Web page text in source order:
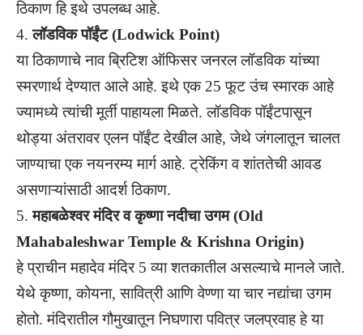
ठिकाण हि इथे उपलब्ध आहे.
4.लॉडविक पॉईंट (Lodwick Point)
या ठिकाणाचे नाव ब्रिटिश ऑफिसर जनरल लॉडविक यांच्या
स्मरणार्थ देण्यात आले आहे. इथे एक 25 फूट उंच स्मारक आहे
ज्यामध्ये त्यांची मूर्ती पाहायला मिळते. लॉडविक पॉईंटपासून
थोड्या अंतरावर एलन पॉईंट देखील आहे, जेथे जंगलातून चालत
जाण्याचा एक नयनरम्य मार्ग आहे. ट्रेकिंग व शांततेची आवड
असणाऱ्यांसाठी आदर्श ठिकाण.
5.महाबळेश्वर मंदिर व कृष्णा नदीचा उगम (Old
Mahabaleshwar Temple & Krishna Origin)
हे प्राचीन महादेव मंदिर 5 व्या शतकातील असल्याचे मानले जाते.
येथे कृष्णा, कोयना, सावित्री आणि वेण्णा या चार नद्यांचा उगम
होतो. मंदिरातील गौमुखातून निघणारा पवित्र जलप्रवाह हे या